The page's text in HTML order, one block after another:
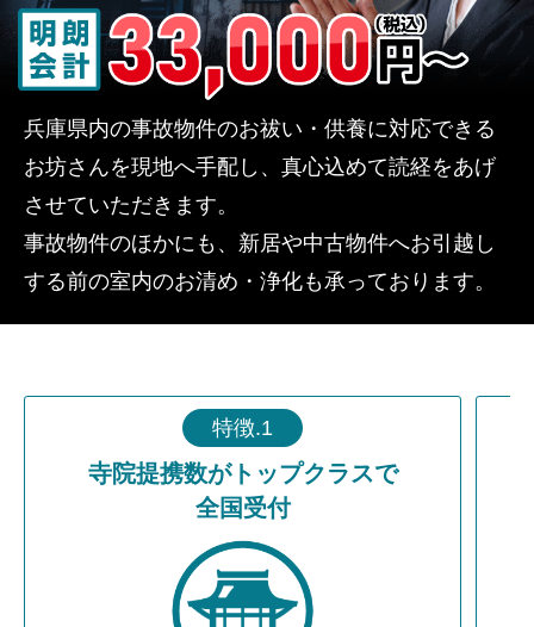
兵庫県内の事故物件のお祓い・供養に対応できる
お坊さんを現地へ手配し、真心込めて読経をあげ
させていただきます。
事故物件のほかにも、新居や中古物件へお引越し
する前の室内のお清め・浄化も承っております。
特徴.1
寺院提携数がトップクラスで
全国受付